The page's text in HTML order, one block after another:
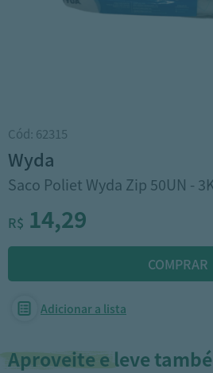
Cód: 62315
wyda
Saco Poliet Wyda Zip 50UN -
R$ 14,29
Adicionar a lista
Aproveite e leve